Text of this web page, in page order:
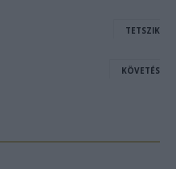
TETSZIK
KÖVETÉS